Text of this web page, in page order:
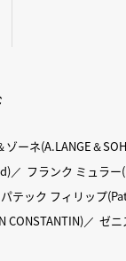
ゾーネ(A.LANGE＆
フランク ミュラー
パテック フィリップ
CONSTANTIN)
ゼニ